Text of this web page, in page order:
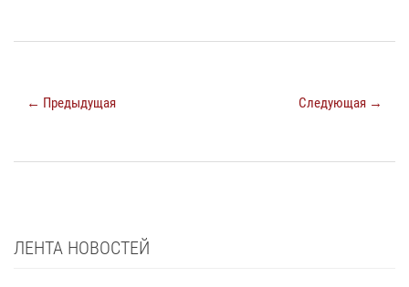
← Предыдущая Следующая →
ЛЕНТА НОВОСТЕЙ